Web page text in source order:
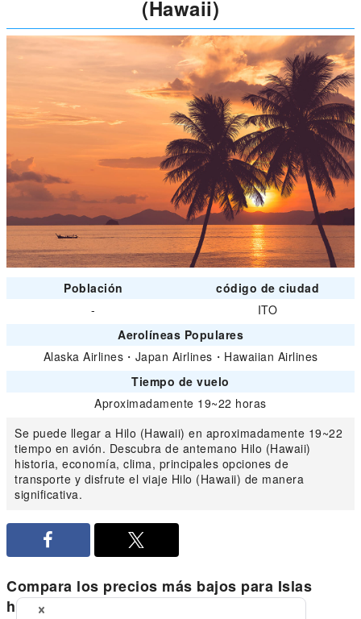
(Hawaii)
Población
código de ciudad
-
ITO
Aerolíneas Populares
Alaska Airlines ・ Japan Airlines ・ Hawaiian Airlines
Tiempo de vuelo
Aproximadamente 19~22 horas
Se puede llegar a Hilo (Hawaii) en aproximadamente 19~22
tiempo en avión. Descubra de antemano Hilo (Hawaii)
historia, economía, clima, principales opciones de
transporte y disfrute el viaje Hilo (Hawaii) de manera
significativa.
Compara los precios más bajos para Islas
hawaianas doméstico de Hilo (Hawaii)